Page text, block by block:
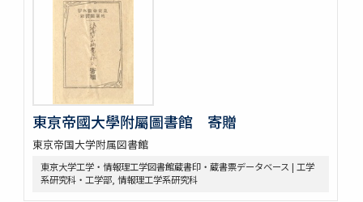
東亰帝國大學附屬圖書館 寄贈
東京帝国大学附属図書館
東京大学工学・情報理工学図書館蔵書印・蔵書票データベース | 工学
系研究科・工学部, 情報理工学系研究科